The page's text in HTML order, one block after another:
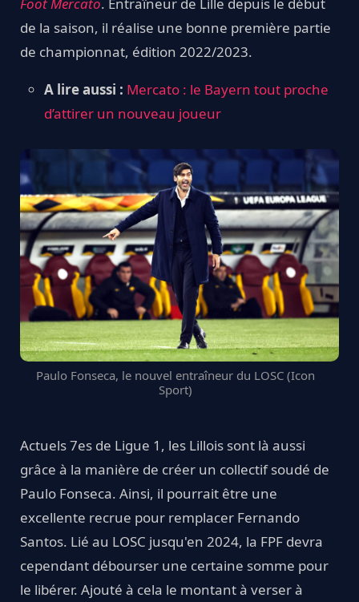
de la saison, il réalise une bonne première partie
de championnat, édition 2022/2023.
A lire aussi : Mercato : le Bayern tout proche
d’attirer un nouveau joueur
Paulo Fonseca, le nouvel entraîneur du LOSC (Icon
Sport)
Actuels 7es de Ligue 1, les Lillois sont là aussi
grâce à la manière de créer un collectif soudé de
Paulo Fonseca. Ainsi, il pourrait être une
excellente recrue pour remplacer Fernando
Santos. Lié au LOSC jusqu'en 2024, la FPF devra
cependant débourser une certaine somme pour
le libérer. Ajouté à cela le montant à verser à